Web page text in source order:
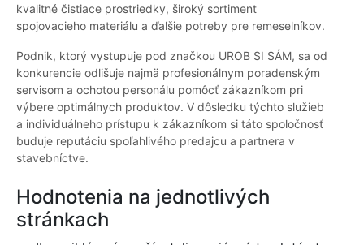
kvalitné čistiace prostriedky, široký sortiment
spojovacieho materiálu a ďalšie potreby pre remeselníkov.
Podnik, ktorý vystupuje pod značkou UROB SI SÁM, sa od
konkurencie odlišuje najmä profesionálnym poradenským
servisom a ochotou personálu pomôcť zákazníkom pri
výbere optimálnych produktov. V dôsledku týchto služieb
a individuálneho prístupu k zákazníkom si táto spoločnosť
buduje reputáciu spoľahlivého predajcu a partnera v
stavebníctve.
Hodnotenia na jednotlivých
stránkach